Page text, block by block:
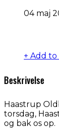
04 maj
+ Add
Beskrivelse
Haastrup
torsdag,
og bak os op.